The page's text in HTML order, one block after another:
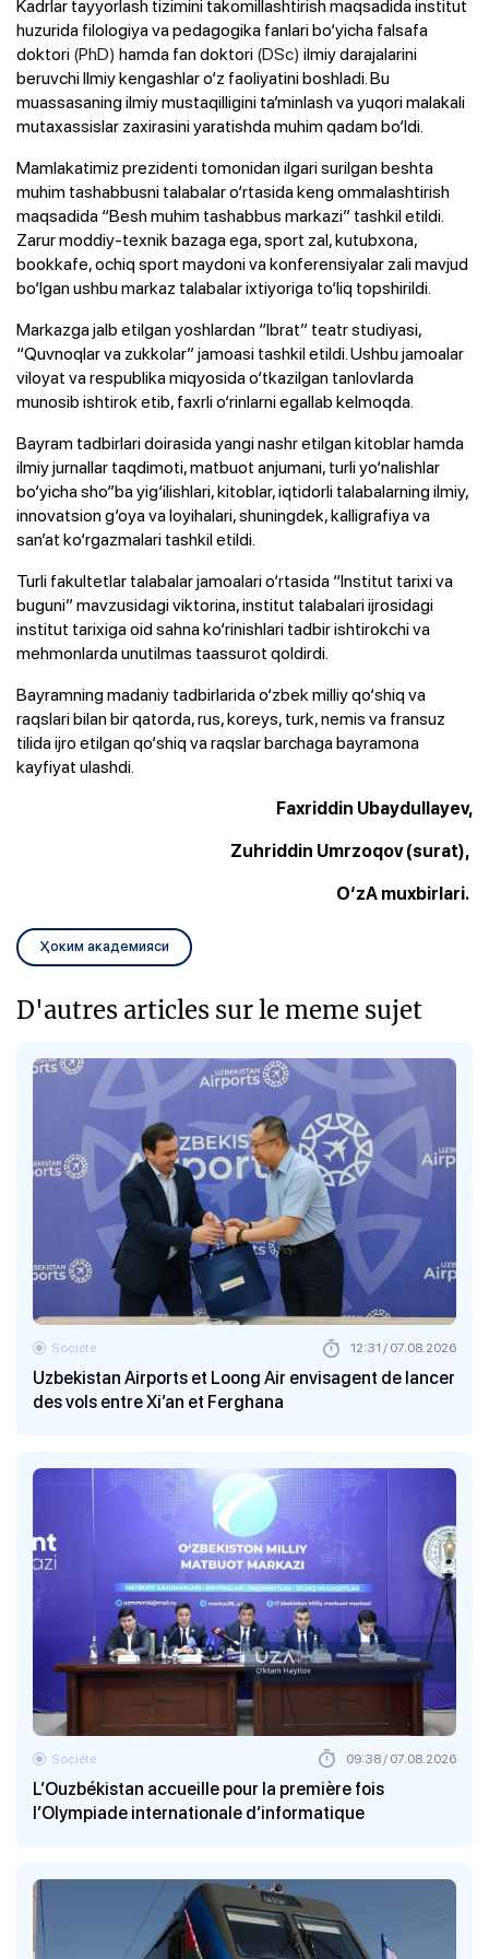
Kadrlar tayyorlash tizimini takomillashtirish maqsadida institut
huzurida filologiya va pedagogika fanlari bo‘yicha falsafa
doktori(PhD) hamda fan doktori(DSc) ilmiy darajalarini
beruvchi Ilmiy kengashlar o‘z faoliyatini boshladi. Bu
muassasaning ilmiy mustaqilligini ta’minlash va yuqori malakali
mutaxassislar zaxirasini yaratishda muhim qadam bo‘ldi.
Mamlakatimiz prezidenti tomonidan ilgari surilgan beshta
muhim tashabbusni talabalar o‘rtasida keng ommalashtirish
maqsadida “Besh muhim tashabbus markazi” tashkil etildi.
Zarur moddiy-texnik bazaga ega, sport zal, kutubxona,
bookkafe, ochiq sport maydoni va konferensiyalar zali mavjud
bo‘lgan ushbu markaz talabalar ixtiyoriga to‘liq topshirildi.
Markazga jalb etilgan yoshlardan “Ibrat” teatr studiyasi,
“Quvnoqlar va zukkolar” jamoasi tashkil etildi. Ushbu jamoalar
viloyat va respublika miqyosida o‘tkazilgan tanlovlarda
munosib ishtirok etib, faxrli o‘rinlarni egallab kelmoqda.
Bayram tadbirlari doirasida yangi nashr etilgan kitoblar hamda
ilmiy jurnallar taqdimoti, matbuot anjumani, turli yo‘nalishlar
bo‘yicha sho‘’ba yig‘ilishlari, kitoblar, iqtidorli talabalarning ilmiy,
innovatsion g‘oya va loyihalari, shuningdek, kalligrafiya va
san’at ko‘rgazmalari tashkil etildi.
Turli fakultetlar talabalar jamoalari o‘rtasida “Institut tarixi va
buguni” mavzusidagi viktorina, institut talabalari ijrosidagi
institut tarixiga oid sahna ko‘rinishlari tadbir ishtirokchi va
mehmonlarda unutilmas taassurot qoldirdi.
Bayramning madaniy tadbirlarida o‘zbek milliy qo‘shiq va
raqslari bilan bir qatorda, rus, koreys, turk, nemis va fransuz
tilida ijro etilgan qo‘shiq va raqslar barchaga bayramona
kayfiyat ulashdi.
Faxriddin Ubaydullayev,
Zuhriddin Umrzoqov (surat),
O‘zA muxbirlari.
Ҳоким академияси
D'autres articles sur le meme sujet
Uzbekistan Airports et Loong Air envisagent de lancer
des vols entre Xi’an et Ferghana
Société 12:31 / 07.08.2026
L’Ouzbékistan accueille pour la première fois
l’Olympiade internationale d’informatique
Société 09:38 / 07.08.2026